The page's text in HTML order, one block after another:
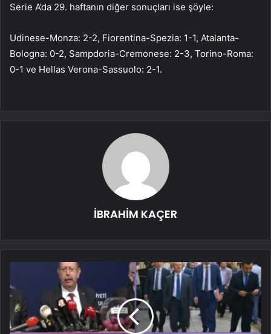
Serie A’da 29. haftanın diğer sonuçları ise şöyle:
Udinese-Monza: 2-2, Fiorentina-Spezia: 1-1, Atalanta-
Bologna: 0-2, Sampdoria-Cremonese: 2-3, Torino-Roma:
0-1 ve Hellas Verona-Sassuolo: 2-1.
İBRAHİM KAÇER